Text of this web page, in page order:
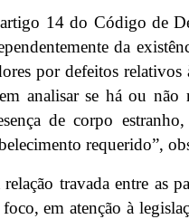
14 do Código de
da
por defeitos
analisar se há ou não
de corpo
requerido”,
travada entre as
em atenção à